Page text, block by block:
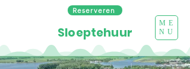
Reserveren
ME
NU
Sloeptehuur